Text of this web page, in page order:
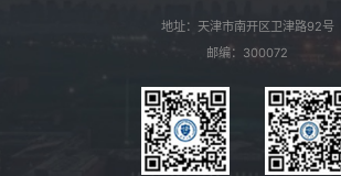
地址：天津市南开区卫津路92号
邮编：300072